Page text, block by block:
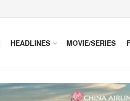
HEADLINES MOVIE/SERIES